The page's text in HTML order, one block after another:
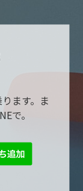
ます。ま
で。